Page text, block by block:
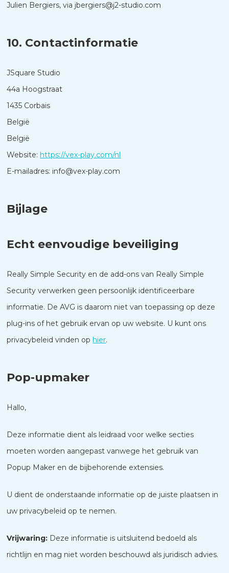
Julien Bergiers, via jbergiers@j2-studio.com
10. Contactinformatie
JSquare Studio
44a Hoogstraat
1435 Corbais
België
België
Website: https://vex-play.com/nl
E-mailadres: info@vex-play.com
Bijlage
Echt eenvoudige beveiliging
Really Simple Security en de add-ons van Really Simple
Security verwerken geen persoonlijk identificeerbare
informatie. De AVG is daarom niet van toepassing op deze
plug-ins of het gebruik ervan op uw website. U kunt ons
privacybeleid vinden op hier.
Pop-upmaker
Hallo,
Deze informatie dient als leidraad voor welke secties
moeten worden aangepast vanwege het gebruik van
Popup Maker en de bijbehorende extensies.
U dient de onderstaande informatie op de juiste plaatsen in
uw privacybeleid op te nemen.
Vrijwaring: Deze informatie is uitsluitend bedoeld als
richtlijn en mag niet worden beschouwd als juridisch advies.